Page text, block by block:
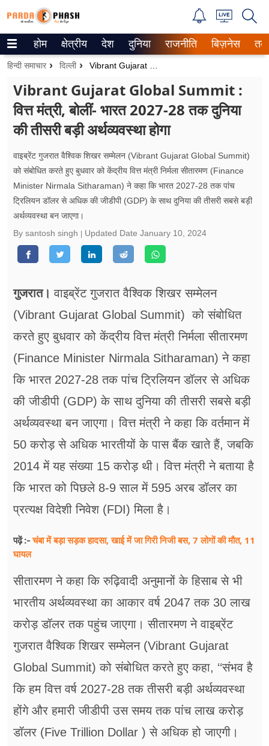
Trending on Google News
वेब स्टोरीज
उत्तर प्रदेश
गैलरी
वीडियो
रिलेशनशिप
जीवन मंत्रा
सेहत
ब्‍यूटी
जॉब्स
शिक्षा
होम क्षेत्रीय देश दुनिया राजनीति बिज़नेस
हिन्दी समाचार दिल्ली
Vibrant Gujarat Global Summit :
वित्त मंत्री, बोलीं- भारत 2027-28 तक दुनिया
की तीसरी बड़ी अर्थव्यवस्था होगा
वाइब्रेंट गुजरात वैश्विक शिखर सम्मेलन (Vibrant Gujarat Global Summit)
को संबोधित करते हुए बुधवार को केंद्रीय वित्त मंत्री निर्मला सीतारमण (Finance
Minister Nirmala Sitharaman) ने कहा कि भारत 2027-28 तक पांच
ट्रिलियन डॉलर से अधिक की जीडीपी (GDP) के साथ दुनिया की तीसरी सबसे बड़ी
अर्थव्यवस्था बन जाएगा।
By santosh singh
Updated Date January 10, 2024
गुजरात। वाइब्रेंट गुजरात वैश्विक शिखर सम्मेलन
(Vibrant Gujarat Global Summit) को संबोधित
करते हुए बुधवार को केंद्रीय वित्त मंत्री निर्मला सीतारमण
(Finance Minister Nirmala Sitharaman) ने कहा
कि भारत 2027-28 तक पांच ट्रिलियन डॉलर से अधिक
की जीडीपी (GDP) के साथ दुनिया की तीसरी सबसे बड़ी
अर्थव्यवस्था बन जाएगा। वित्त मंत्री ने कहा कि वर्तमान में
50 करोड़ से अधिक भारतीयों के पास बैंक खाते हैं, जबकि
2014 में यह संख्या 15 करोड़ थी। वित्त मंत्री ने बताया है
कि भारत को पिछले 8-9 साल में 595 अरब डॉलर का
प्रत्यक्ष विदेशी निवेश (FDI) मिला है।
पढ़ें :-चंबा में बड़ा सड़क हादसा, खाई में जा गिरी निजी बस, 7 लोगों की मौत, 11
घायल
सीतारमण ने कहा कि रुढ़िवादी अनुमानों के हिसाब से भी
भारतीय अर्थव्यवस्था का आकार वर्ष 2047 तक 30 लाख
करोड़ डॉलर तक पहुंच जाएगा। सीतारमण ने वाइब्रेंट
गुजरात वैश्विक शिखर सम्मेलन (Vibrant Gujarat
Global Summit) को संबोधित करते हुए कहा, ‘‘संभव है
कि हम वित्त वर्ष 2027-28 तक तीसरी बड़ी अर्थव्यवस्था
होंगे और हमारी जीडीपी उस समय तक पांच लाख करोड़
डॉलर (Five Trillion Dollar ) से अधिक हो जाएगी।